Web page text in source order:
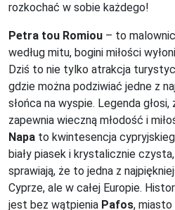
rozkochać w sobie każdego!
Petra tou Romiou – to
według mitu, bogini miłości
Dziś to nie tylko atrakcja
gdzie można podziwiać jedne z
słońca na wyspie. Legenda
zapewnia wieczną młodość i
Napa to kwintesencja
biały piasek i krystalicznie
sprawiają, że to jedna z
Cyprze, ale w całej Europie.
jest bez wątpienia Pafos, miasto